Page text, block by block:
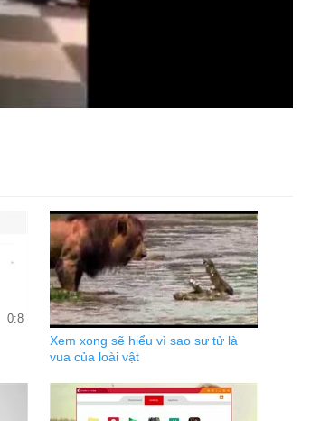
0:8
Xem xong sẽ hiểu vì sao sư tử là
vua của loài vật